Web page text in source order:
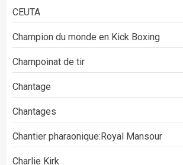
CEUTA
Champion du monde en Kick Boxing
Champoinat de tir
Chantage
Chantages
Chantier pharaonique:Royal Mansour
Charlie Kirk